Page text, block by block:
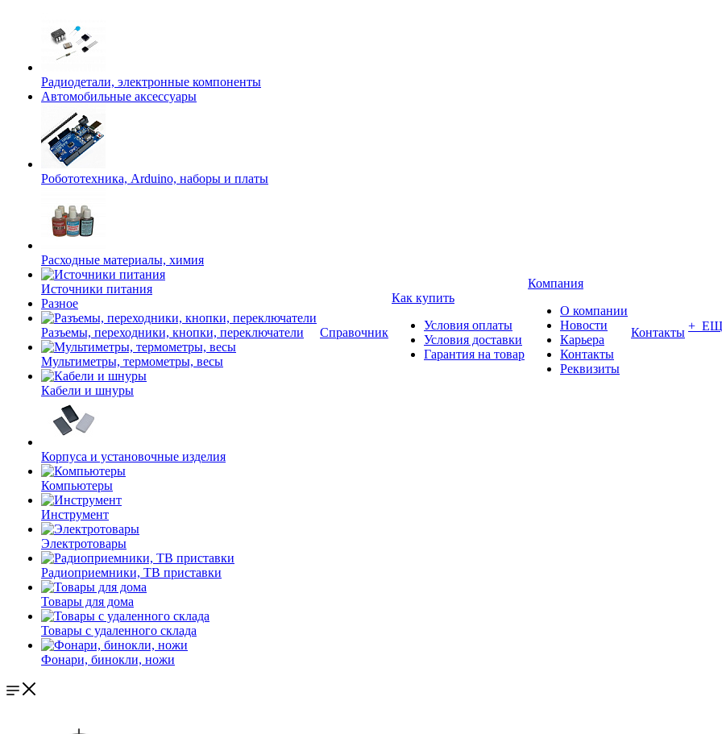
Радиодетали, электронные компоненты
Автомобильные аксессуары
Робототехника, Arduino, наборы и платы
Расходные материалы, химия
Источники питания
Разное
Разъемы, переходники, кнопки, переключатели
Мультиметры, термометры, весы
Кабели и шнуры
Корпуса и установочные изделия
Компьютеры
Инструмент
Электротовары
Радиоприемники, ТВ приставки
Товары для дома
Товары с удаленного склада
Фонари, бинокли, ножи
Справочник
Как купить
Условия оплаты
Условия доставки
Гарантия на товар
Компания
О компании
Новости
Карьера
Контакты
Реквизиты
Контакты +